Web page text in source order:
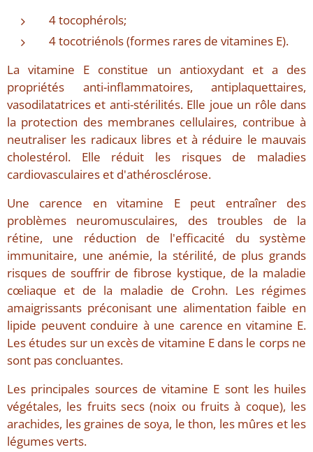
4 tocophérols;
4 tocotriénols (formes rares de vitamines E).
La vitamine E constitue un antioxydant et a des
propriétés anti-inflammatoires, antiplaquettaires,
vasodilatatrices et anti-stérilités. Elle joue un rôle dans
la protection des membranes cellulaires, contribue à
neutraliser les radicaux libres et à réduire le mauvais
cholestérol. Elle réduit les risques de maladies
cardiovasculaires et d'athérosclérose.
Une carence en vitamine E peut entraîner des
problèmes neuromusculaires, des troubles de la
rétine, une réduction de l'efficacité du système
immunitaire, une anémie, la stérilité, de plus grands
risques de souffrir de fibrose kystique, de la maladie
cœliaque et de la maladie de Crohn. Les régimes
amaigrissants préconisant une alimentation faible en
lipide peuvent conduire à une carence en vitamine E.
Les études sur un excès de vitamine E dans le corps ne
sont pas concluantes.
Les principales sources de vitamine E sont les huiles
végétales, les fruits secs (noix ou fruits à coque), les
arachides, les graines de soya, le thon, les mûres et les
légumes verts.